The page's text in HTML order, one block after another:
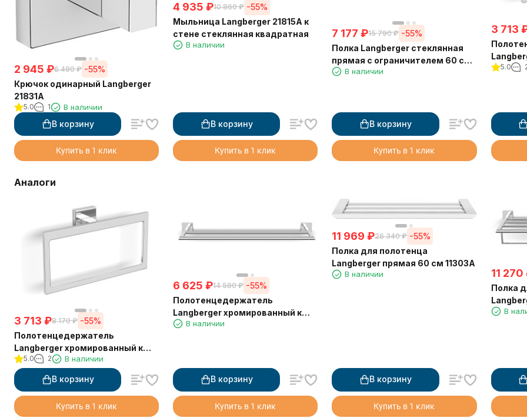
2 945 ₽6 480 ₽ -55%
Крючок одинарный Langberger
21831A
5.0 1 В наличии
В корзину
Купить в 1 клик
4 935 ₽10 860 ₽ -55%
Мыльница Langberger 21815A к
стене стеклянная квадратная
В наличии
В корзину
Купить в 1 клик
7 177 ₽15 790 ₽ -55%
Полка Langberger стеклянная
прямая с ограничителем 60 см
11851AВ наличии
В корзину
Купить в 1 клик
3 713
стене
5.0
Аналоги
3 713 ₽8 170 ₽ -55%
Полотенцедержатель
Langberger хромированный к
стене "квадрат" 21838A
5.0 2 В наличии
В корзину
Купить в 1 клик
6 625 ₽14 580 ₽ -55%
Полотенцедержатель
Langberger хромированный к
стене двойной 60 см 11802A
В наличии
В корзину
Купить в 1 клик
11 969 ₽26 340 ₽ -55%
Полка для полотенца
Langberger прямая 60 см 11303A
В наличии
В корзину
Купить в 1 клик
11 270
Полка
этажная
В